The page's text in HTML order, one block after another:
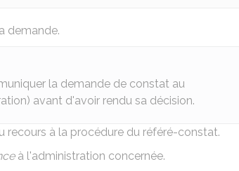
demande.
la demande de constat au
avant d'avoir rendu sa décision.
recours à la procédure du référé-constat.
à l'administration concernée.